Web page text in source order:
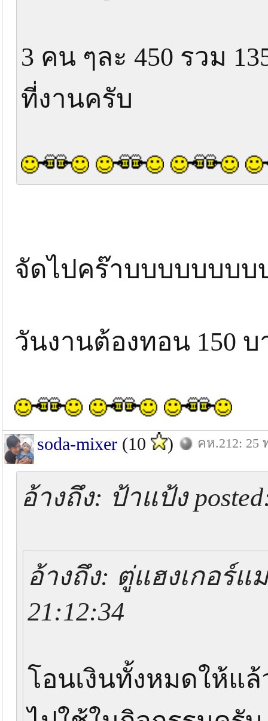
3 คน ๆละ 450 รวม
ที่งานครับ
จัดไปคร๊าบบบบบบบ
วันงานต้องทอน 150 บ
soda-mixer (10 ) คห.212: 25
อ้างถึง: ป้าแป้ง
อ้างถึง: ตู่แฮงเกอร์แม
21:12:34
โอนเงินทั้งหมดให้แ